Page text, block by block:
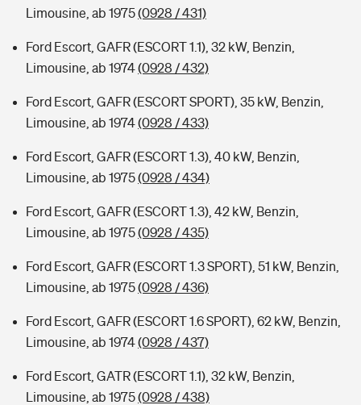
Limousine, ab 1975(0928 / 431)
Ford Escort, GAFR (ESCORT 1.1), 32 kW, Benzin,
Limousine, ab 1974(0928 / 432)
Ford Escort, GAFR (ESCORT SPORT), 35 kW, Benzin,
Limousine, ab 1974(0928 / 433)
Ford Escort, GAFR (ESCORT 1.3), 40 kW, Benzin,
Limousine, ab 1975(0928 / 434)
Ford Escort, GAFR (ESCORT 1.3), 42 kW, Benzin,
Limousine, ab 1975(0928 / 435)
Ford Escort, GAFR (ESCORT 1.3 SPORT), 51 kW, Benzin,
Limousine, ab 1975(0928 / 436)
Ford Escort, GAFR (ESCORT 1.6 SPORT), 62 kW, Benzin,
Limousine, ab 1974(0928 / 437)
Ford Escort, GATR (ESCORT 1.1), 32 kW, Benzin,
Limousine, ab 1975(0928 / 438)